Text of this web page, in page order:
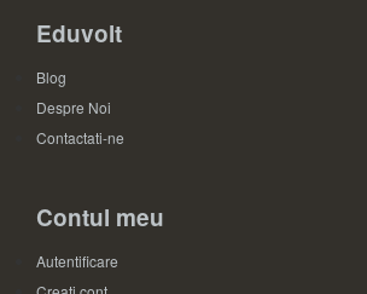
Eduvolt
Blog
Despre Noi
Contactati-ne
Contul meu
Autentificare